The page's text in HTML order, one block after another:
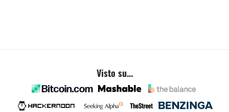
Visto su...